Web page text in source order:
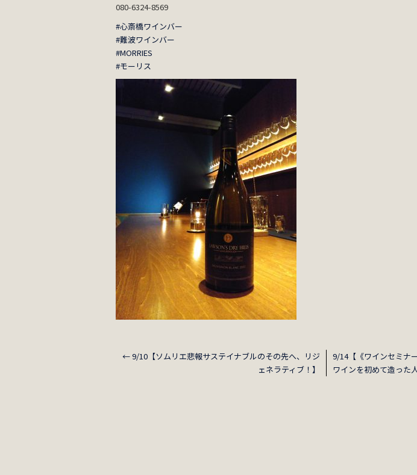
080-6324-8569
#心斎橋ワインバー
#難波ワインバー
#MORRIES
#モーリス
←9/10【ソムリエ悲報サステイナブルのその先へ、リジ
ェネラティブ！】
9/14【《ワインセミナ
ワインを初めて造った